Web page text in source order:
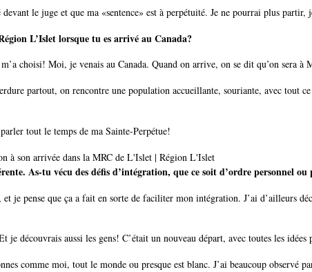
le juge et que ma «sentence» est à perpétuité. Je ne pourrai plus partir,
L’Islet lorsque tu es arrivé au Canada?
choisi! Moi, je venais au Canada. Quand on arrive, on se dit qu’on sera
partout, on rencontre une population accueillante, souriante, avec tout
tout le temps de ma Sainte-Perpétue!
As-tu vécu des défis d’intégration, que ce soit d’ordre personnel
je pense que ça a fait en sorte de faciliter mon intégration. J’ai d’ailleurs
découvrais aussi les gens! C’était un nouveau départ, avec toutes les idées
comme moi, tout le monde ou presque est blanc. J’ai beaucoup observé